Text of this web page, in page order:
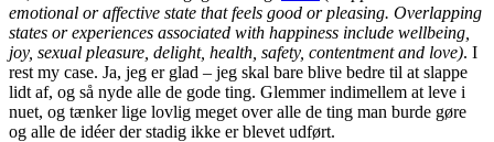
emotional or affective state that feels good or pleasing. Overlapping
states or experiences associated with happiness include wellbeing,
joy, sexual pleasure, delight, health, safety, contentment and love). I
rest my case. Ja, jeg er glad – jeg skal bare blive bedre til at slappe
lidt af, og så nyde alle de gode ting. Glemmer indimellem at leve i
nuet, og tænker lige lovlig meget over alle de ting man burde gøre
og alle de idéer der stadig ikke er blevet udført.